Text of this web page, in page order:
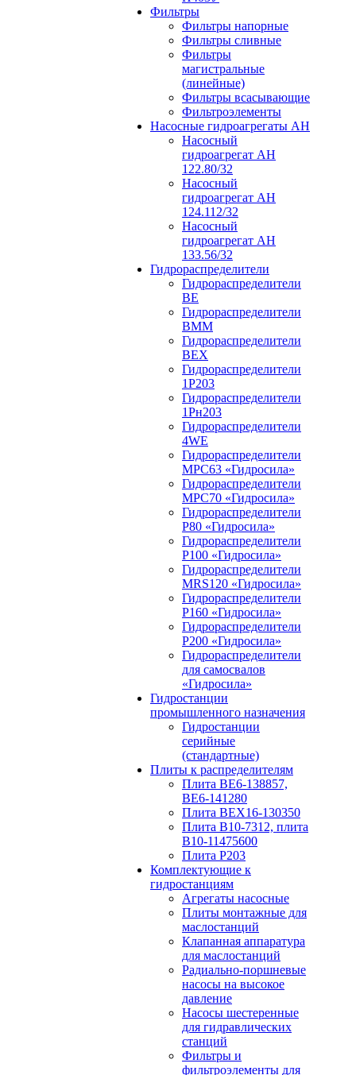
Фильтры
Фильтры напорные
Фильтры сливные
Фильтры
магистральные
(линейные)
Фильтры всасывающие
Фильтроэлементы
Насосные гидроагрегаты АН
Насосный
гидроагрегат АН
122.80/32
Насосный
гидроагрегат АН
124.112/32
Насосный
гидроагрегат АН
133.56/32
Гидрораспределители
Гидрораспределители
ВЕ
Гидрораспределители
ВММ
Гидрораспределители
ВЕХ
Гидрораспределители
1Р203
Гидрораспределители
1Рн203
Гидрораспределители
4WE
Гидрораспределители
МРС63 «Гидросила»
Гидрораспределители
МРС70 «Гидросила»
Гидрораспределители
Р80 «Гидросила»
Гидрораспределители
Р100 «Гидросила»
Гидрораспределители
MRS120 «Гидросила»
Гидрораспределители
Р160 «Гидросила»
Гидрораспределители
Р200 «Гидросила»
Гидрораспределители
для самосвалов
«Гидросила»
Гидростанции
промышленного назначения
Гидростанции
серийные
(стандартные)
Плиты к распределителям
Плита ВЕ6-138857,
ВЕ6-141280
Плита ВЕХ16-130350
Плита В10-7312, плита
В10-11475600
Плита P203
Комплектующие к
гидростанциям
Агрегаты насосные
Плиты монтажные для
маслостанций
Клапанная аппаратура
для маслостанций
Радиально-поршневые
насосы на высокое
давление
Насосы шестеренные
для гидравлических
станций
Фильтры и
фильтроэлементы для